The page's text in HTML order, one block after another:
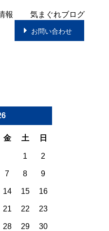
報 気まぐれブログ
お問い合わせ
金 土 日
1 2
7 8 9
14 15 16
21 22 23
28 29 30